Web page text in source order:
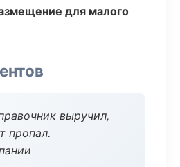
для малого
выручил,
пропал.